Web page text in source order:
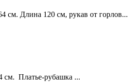
см. Длина 120 см, рукав от горлов...
см. Платье-рубашка ...